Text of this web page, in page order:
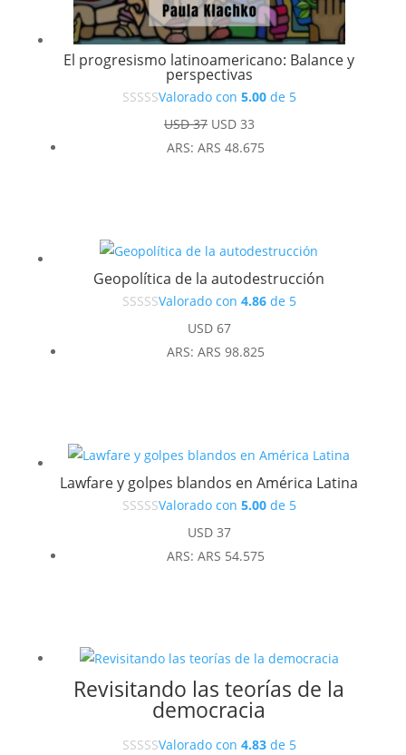
El progresismo latinoamericano: Balance y
perspectivas
Valorado con 5.00de 5
USD37 El
precio
USD33El
precio
ARS: ARS 48.675
Geopolítica de la autodestrucción
Valorado con 4.86de 5
USD67
ARS: ARS 98.825
Lawfare y golpes blandos en América Latina
Valorado con 5.00de 5
USD37
ARS: ARS 54.575
Revisitando las teorías de la
democracia
Valorado con 4.83de 5